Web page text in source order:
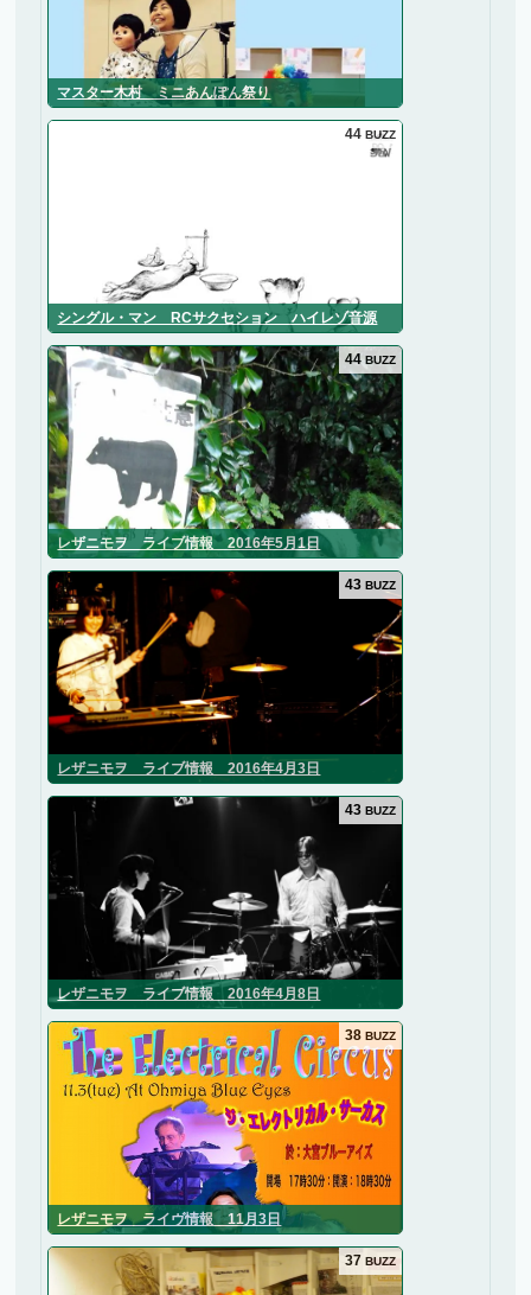
マスター木村 ミニあんぽん祭り
シングル・マン RCサクセション ハイレゾ音源
44 BUZZ
レザニモヲ ライブ情報 2016年5月1日
44 BUZZ
レザニモヲ ライブ情報 2016年4月3日
43 BUZZ
レザニモヲ ライブ情報 2016年4月8日
43 BUZZ
レザニモヲ ライヴ情報 11月3日
38 BUZZ
37 BUZZ